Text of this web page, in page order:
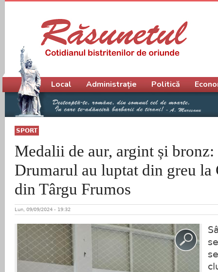
SPORT
Medalii de aur, argint și bronz:
Drumarul au luptat din greu la
din Târgu Frumos
Lun, 09/09/2024 - 19:32
Meniu principal
Local Administrație Politică